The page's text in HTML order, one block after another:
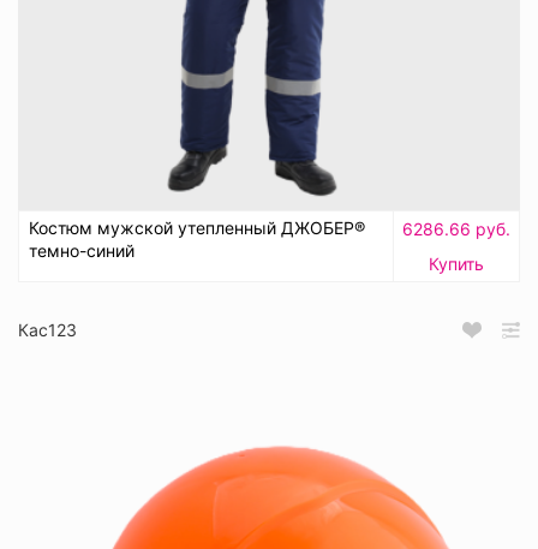
Костюм мужской утепленный ДЖОБЕР®
темно-синий
6286.66 руб.
Купить
Кас123